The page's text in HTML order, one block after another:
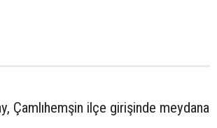
Çamlıhemşin ilçe girişinde meydana